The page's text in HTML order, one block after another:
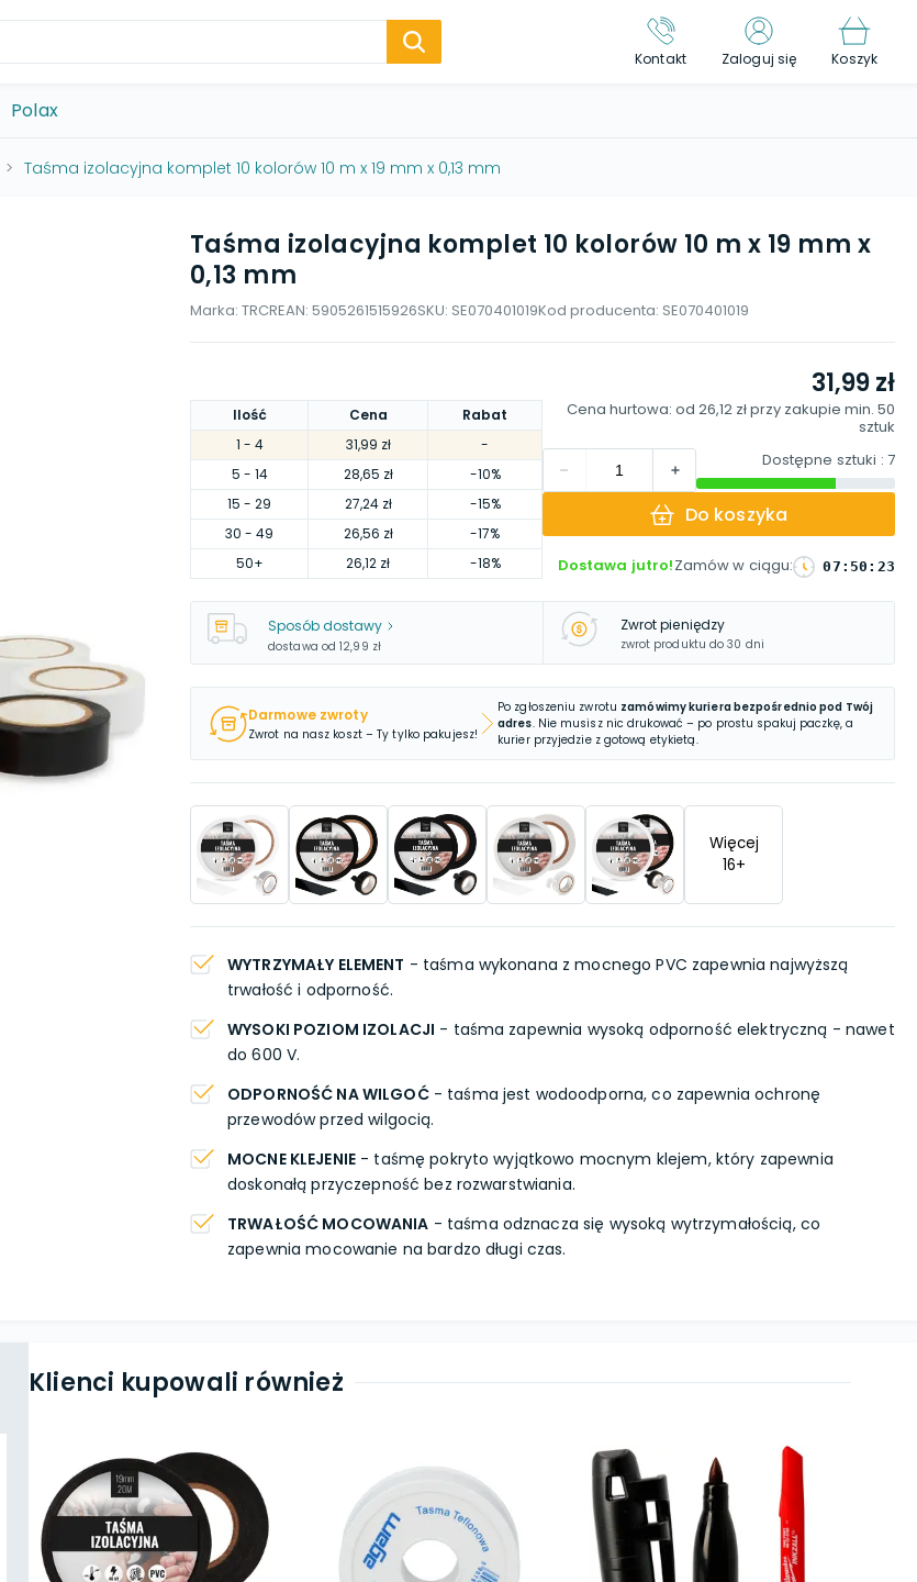
Kontakt Zaloguj się Koszyk
Polax
> Taśma izolacyjna komplet 10 kolorów 10 m x 19 mm x 0,13 mm
Taśma izolacyjna komplet 10 kolorów 10 m x 19 mm x
0,13 mm
Marka: TRCREAN: 5905261515926SKU: SE070401019Kod producenta: SE070401019
Ilość Cena
Rabat
1 - 4 31,99 zł
-
5 - 14 28,65 zł
-10%
15 - 29 27,24 zł
-15%
30 - 49 26,56 zł
-17%
50+ 26,12 zł -18%
31,99 zł
Cena hurtowa: od 26,12 złprzy zakupie min. 50
sztuk
Dostępne sztuki : 7
Do koszyka
Dostawa jutro!Zamów w ciągu: 07 : 50 : 22
Sposób dostawy
dostawa od 12,99 zł
Zwrot pieniędzy
zwrot produktu do 30 dni
Darmowe zwroty
Zwrot na nasz koszt – Ty tylko pakujesz!
Po zgłoszeniu zwrotu zamówimy kuriera bezpośrednio pod Twój
adres. Nie musisz nic drukować – po prostu spakuj paczkę, a
kurier przyjedzie z gotową etykietą.
Więcej
16+
WYTRZYMAŁY ELEMENT - taśma wykonana z mocnego PVC zapewnia najwyższą
trwałość i odporność.
WYSOKI POZIOM IZOLACJI - taśma zapewnia wysoką odporność elektryczną - nawet
do 600 V.
ODPORNOŚĆ NA WILGOĆ- taśma jest wodoodporna, co zapewnia ochronę
przewodów przed wilgocią.
MOCNE KLEJENIE- taśmę pokryto wyjątkowo mocnym klejem, który zapewnia
doskonałą przyczepność bez rozwarstwiania.
TRWAŁOŚĆ MOCOWANIA - taśma odznacza się wysoką wytrzymałością, co
zapewnia mocowanie na bardzo długi czas.
Klienci kupowali również